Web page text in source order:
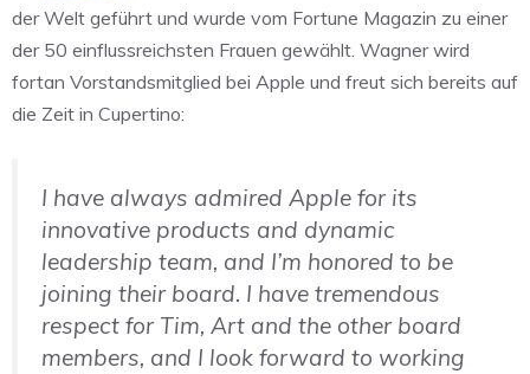
der Welt geführt und wurde vom Fortune Magazin zu einer
der 50 einflussreichsten Frauen gewählt. Wagner wird
fortan Vorstandsmitglied bei Apple und freut sich bereits auf
die Zeit in Cupertino:
I have always admired Apple for its
innovative products and dynamic
leadership team, and I’m honored to be
joining their board. I have tremendous
respect for Tim, Art and the other board
members, and I look forward to working